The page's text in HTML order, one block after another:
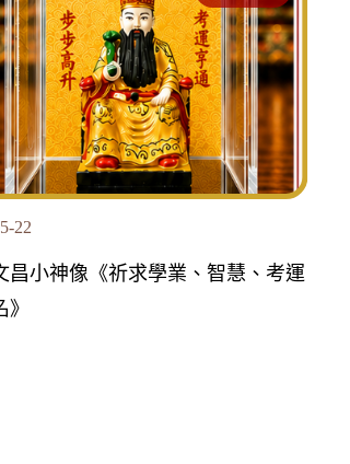
07
(四) 你的熱血 是生命的禮物